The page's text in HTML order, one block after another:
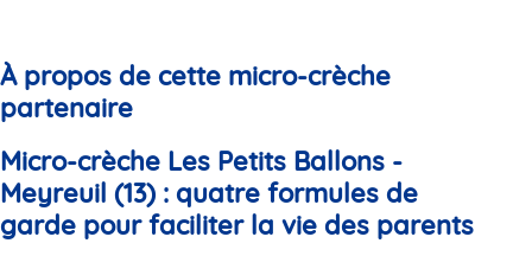
À propos de cette micro-crèche
partenaire
Micro-crèche Les Petits Ballons -
Meyreuil (13) : quatre formules de
garde pour faciliter la vie des parents